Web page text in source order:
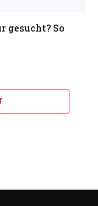
gesucht? So